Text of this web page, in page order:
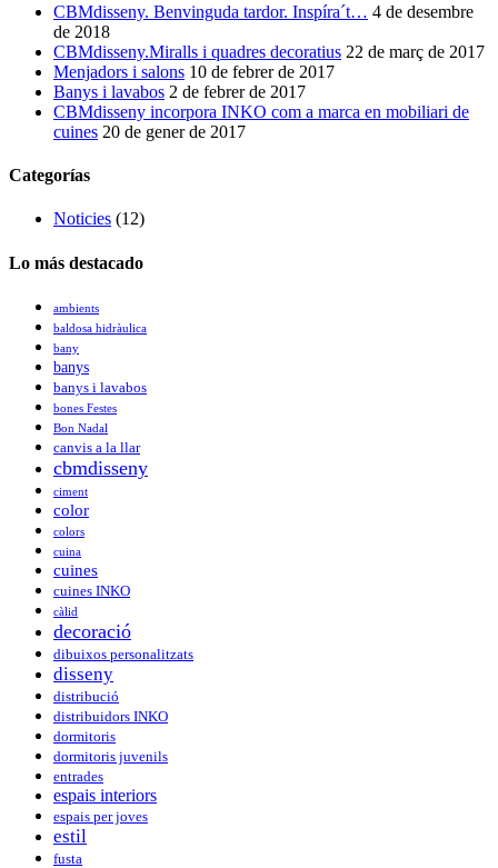
CBMdisseny. Benvinguda tardor. Inspíra´t… 4 de desembre
de 2018
CBMdisseny.Miralls i quadres decoratius 22 de març de 2017
Menjadors i salons 10 de febrer de 2017
Banys i lavabos 2 de febrer de 2017
CBMdisseny incorpora INKO com a marca en mobiliari de
cuines 20 de gener de 2017
Categorías
Noticies (12)
Lo más destacado
ambients
baldosa hidràulica
bany
banys
banys i lavabos
bones Festes
Bon Nadal
canvis a la llar
cbmdisseny
ciment
color
colors
cuina
cuines
cuines INKO
càlid
decoració
dibuixos personalitzats
disseny
distribució
distribuidors INKO
dormitoris
dormitoris juvenils
entrades
espais interiors
espais per joves
estil
fusta